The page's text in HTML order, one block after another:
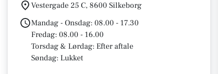
Vestergade 25 C, 8600 Silkeborg
Mandag - Onsdag: 08.00 - 17.30
Fredag: 08.00 - 16.00
Torsdag & Lørdag: Efter aftale
Søndag: Lukket